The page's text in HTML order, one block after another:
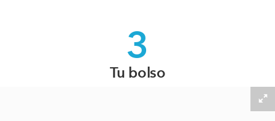
3
Tu bolso